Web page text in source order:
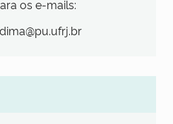
os e-mails: